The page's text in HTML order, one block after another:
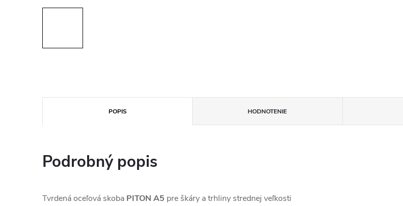
POPIS HODNOTENIE
Podrobný popis
Tvrdená oceľová skoba PITON A5 pre škáry a trhliny strednej veľkosti